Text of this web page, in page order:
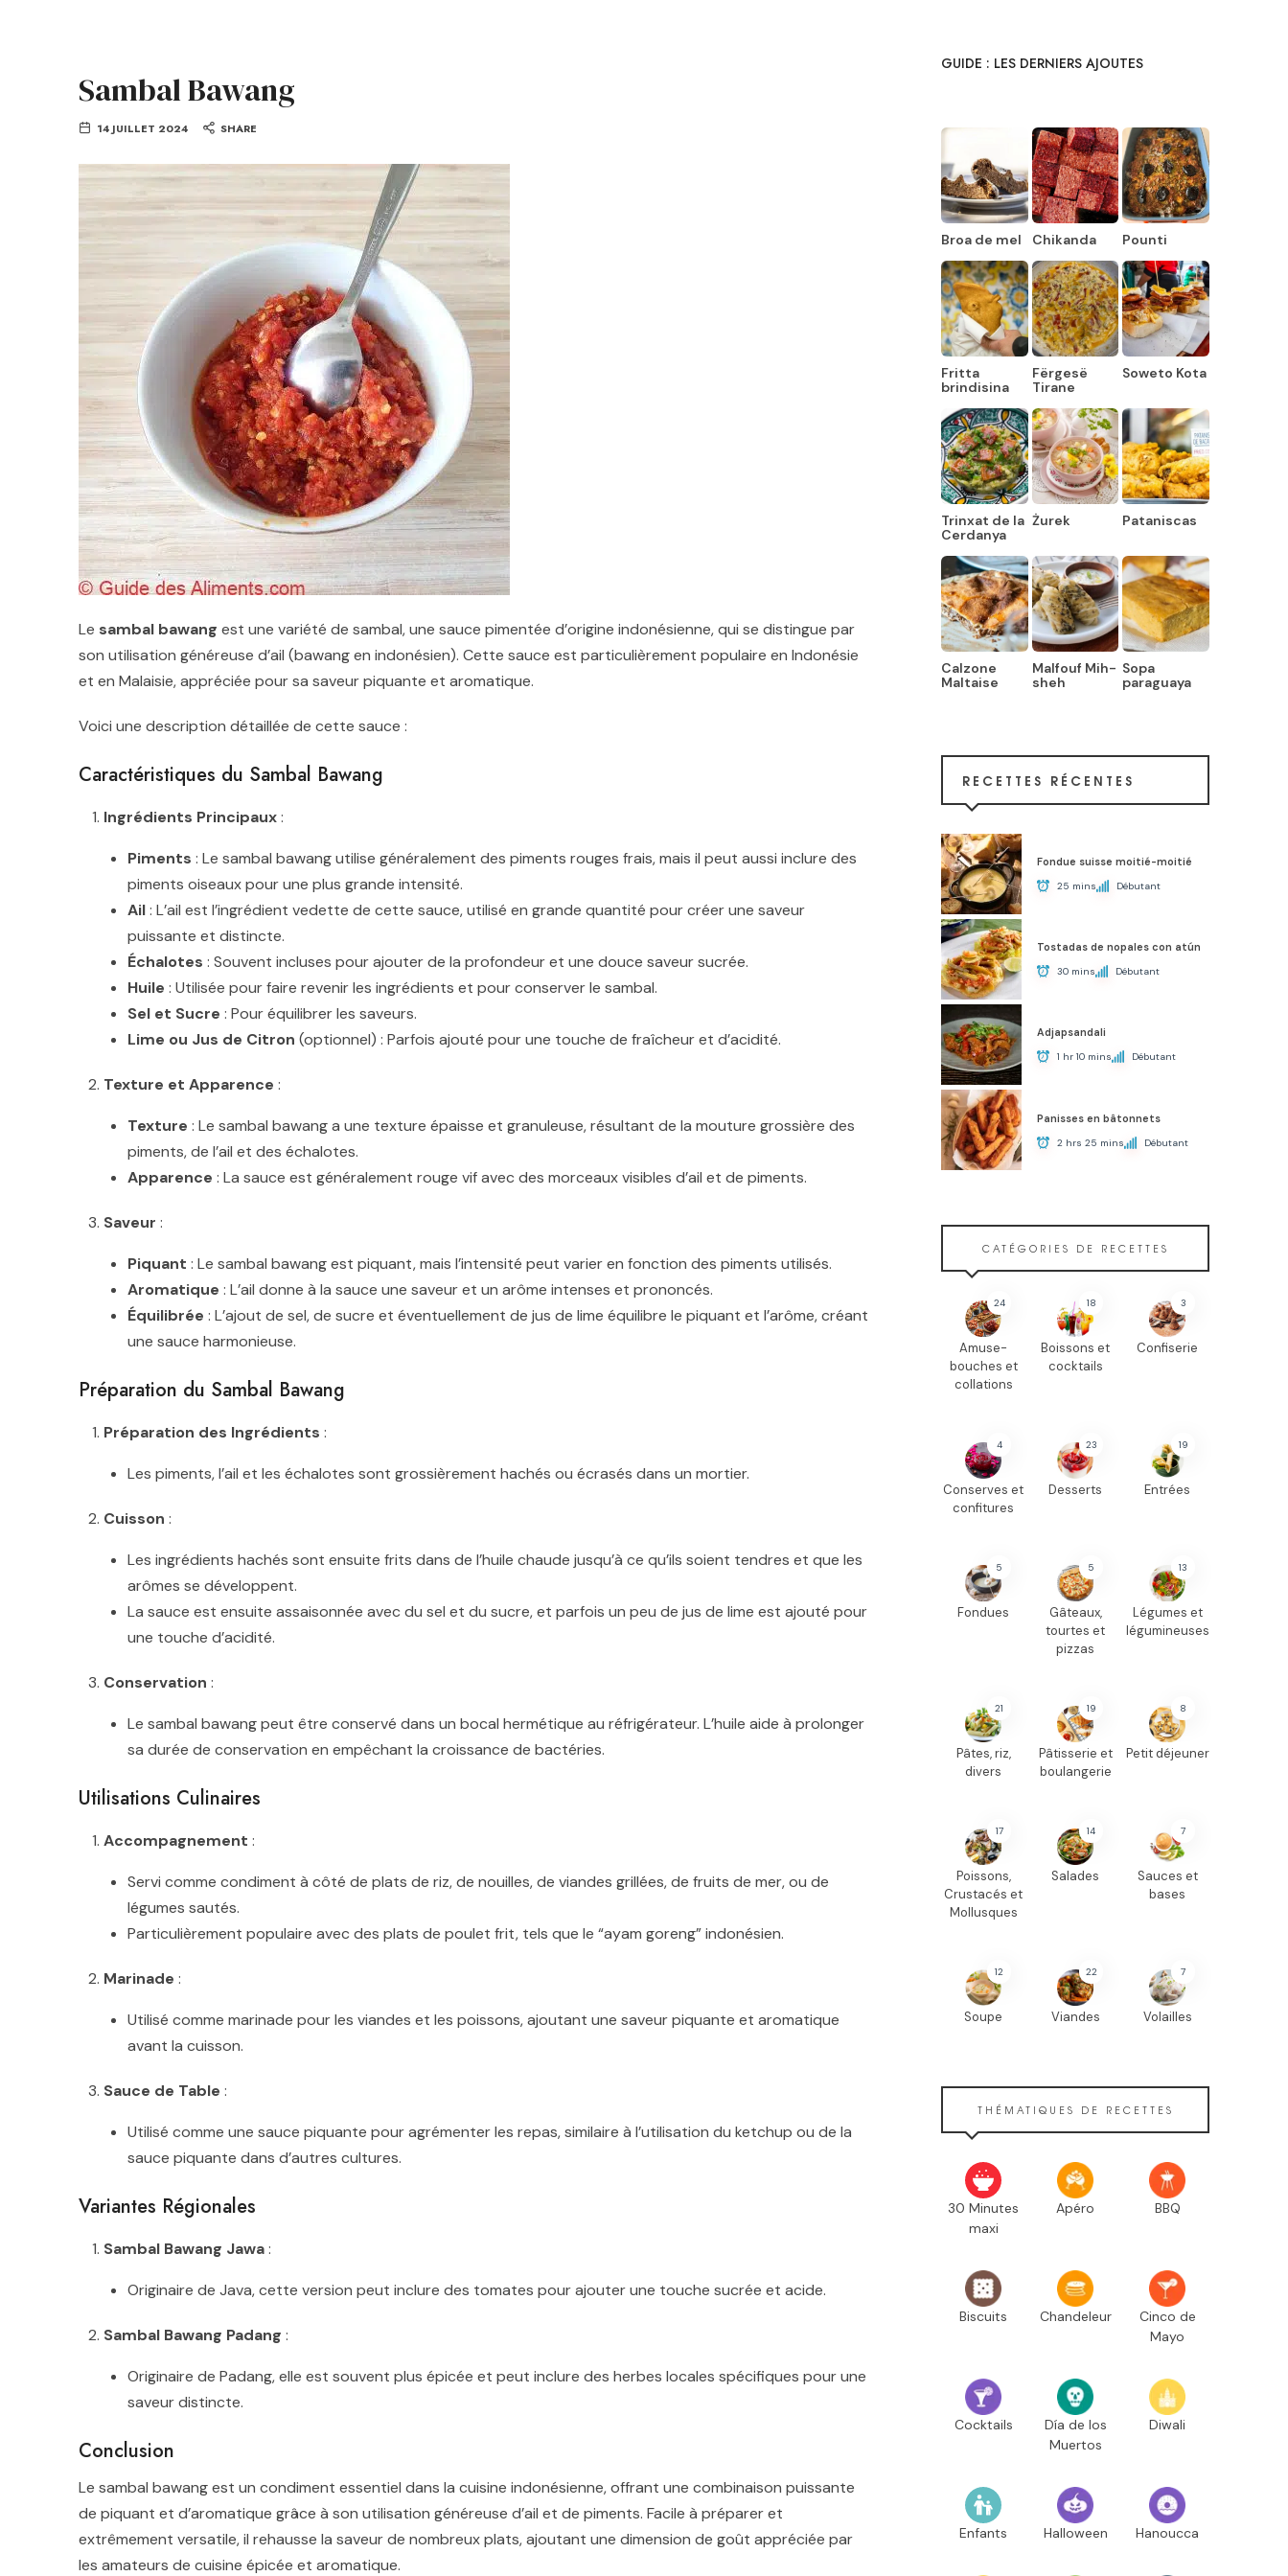
Sambal Bawang
14 JUILLET 2024 SHARE
Le sambal bawang est une variété de sambal, une sauce pimentée d’origine indonésienne, qui se distingue par
son utilisation généreuse d’ail (bawang en indonésien). Cette sauce est particulièrement populaire en Indonésie
et en Malaisie, appréciée pour sa saveur piquante et aromatique.
Voici une description détaillée de cette sauce :
Caractéristiques du Sambal Bawang
Ingrédients Principaux:
Piments : Le sambal bawang utilise généralement des piments rouges frais, mais il peut aussi inclure des
piments oiseaux pour une plus grande intensité.
Ail: L’ail est l’ingrédient vedette de cette sauce, utilisé en grande quantité pour créer une saveur
puissante et distincte.
Échalotes : Souvent incluses pour ajouter de la profondeur et une douce saveur sucrée.
Huile : Utilisée pour faire revenir les ingrédients et pour conserver le sambal.
Sel et Sucre : Pour équilibrer les saveurs.
Lime ou Jus de Citron (optionnel) : Parfois ajouté pour une touche de fraîcheur et d’acidité.
Texture et Apparence :
Texture : Le sambal bawang a une texture épaisse et granuleuse, résultant de la mouture grossière des
piments, de l’ail et des échalotes.
Apparence : La sauce est généralement rouge vif avec des morceaux visibles d’ail et de piments.
Saveur :
Piquant : Le sambal bawang est piquant, mais l’intensité peut varier en fonction des piments utilisés.
Aromatique : L’ail donne à la sauce une saveur et un arôme intenses et prononcés.
Équilibrée : L’ajout de sel, de sucre et éventuellement de jus de lime équilibre le piquant et l’arôme, créant
une sauce harmonieuse.
Préparation du Sambal Bawang
Préparation des Ingrédients :
Les piments, l’ail et les échalotes sont grossièrement hachés ou écrasés dans un mortier.
Cuisson :
Les ingrédients hachés sont ensuite frits dans de l’huile chaude jusqu’à ce qu’ils soient tendres et que les
arômes se développent.
La sauce est ensuite assaisonnée avec du sel et du sucre, et parfois un peu de jus de lime est ajouté pour
une touche d’acidité.
Conservation :
Le sambal bawang peut être conservé dans un bocal hermétique au réfrigérateur. L’huile aide à prolonger
sa durée de conservation en empêchant la croissance de bactéries.
Utilisations Culinaires
Accompagnement :
Servi comme condiment à côté de plats de riz, de nouilles, de viandes grillées, de fruits de mer, ou de
légumes sautés.
Particulièrement populaire avec des plats de poulet frit, tels que le “ayam goreng” indonésien.
Marinade :
Utilisé comme marinade pour les viandes et les poissons, ajoutant une saveur piquante et aromatique
avant la cuisson.
Sauce de Table :
Utilisé comme une sauce piquante pour agrémenter les repas, similaire à l’utilisation du ketchup ou de la
sauce piquante dans d’autres cultures.
Variantes Régionales
Sambal Bawang Jawa:
Originaire de Java, cette version peut inclure des tomates pour ajouter une touche sucrée et acide.
Sambal Bawang Padang :
Originaire de Padang, elle est souvent plus épicée et peut inclure des herbes locales spécifiques pour une
saveur distincte.
Conclusion
Le sambal bawang est un condiment essentiel dans la cuisine indonésienne, offrant une combinaison puissante
de piquant et d’aromatique grâce à son utilisation généreuse d’ail et de piments. Facile à préparer et
extrêmement versatile, il rehausse la saveur de nombreux plats, ajoutant une dimension de goût appréciée par
les amateurs de cuisine épicée et aromatique.
GUIDE : LES DERNIERS AJOUTES
Broa de mel Chikanda Pounti
Fritta
brindisina
Fërgesë
Tirane
Soweto Kota
Trinxat de la
Cerdanya
Żurek Pataniscas
Calzone
Maltaise
Malfouf Mih-
sheh
Sopa
paraguaya
RECETTES RÉCENTES
Fondue suisse moitié-moitié
25 mins Débutant
Tostadas de nopales con atún
30 mins Débutant
Adjapsandali
1 hr 10 mins Débutant
Panisses en bâtonnets
2 hrs 25 mins Débutant
CATÉGORIES DE RECETTES
24
Amuse-
bouches et
collations
18
Boissons et
cocktails
3
Confiserie
4
Conserves et
confitures
23
Desserts
19
Entrées
5
Fondues
5
Gâteaux,
tourtes et
pizzas
13
Légumes et
légumineuses
21
Pâtes, riz,
divers
19
Pâtisserie et
boulangerie
8
Petit déjeuner
17
Poissons,
Crustacés et
Mollusques
14
Salades
7
Sauces et
bases
12
Soupe
22
Viandes
7
Volailles
THÉMATIQUES DE RECETTES
30 Minutes
maxi
Apéro BBQ
Biscuits Chandeleur
Cinco de
Mayo
Cocktails
Día de los
Muertos
Diwali
Enfants Halloween Hanoucca